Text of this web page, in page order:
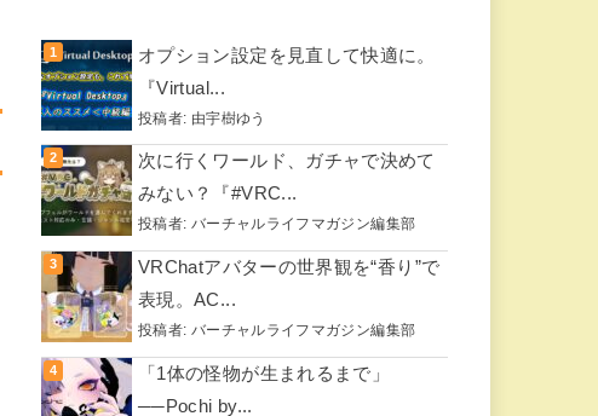
オプション設定を見直して快適に。
『Virtual...
投稿者: 由宇樹ゆう
次に行くワールド、ガチャで決めて
みない？『#VRC...
投稿者: バーチャルライフマガジン編集部
VRChatアバターの世界観を“香り”で
表現。AC...
投稿者: バーチャルライフマガジン編集部
「1体の怪物が生まれるまで」
──Pochi by...